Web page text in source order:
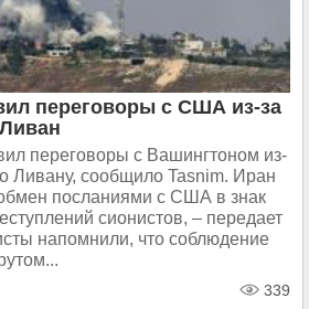
переговоры с США из-за
переговоры с Вашингтоном из-
Ливану, сообщило Tasnim. Иран
посланиями с США в знак
сионистов, – передает
напомнили, что соблюдение
339